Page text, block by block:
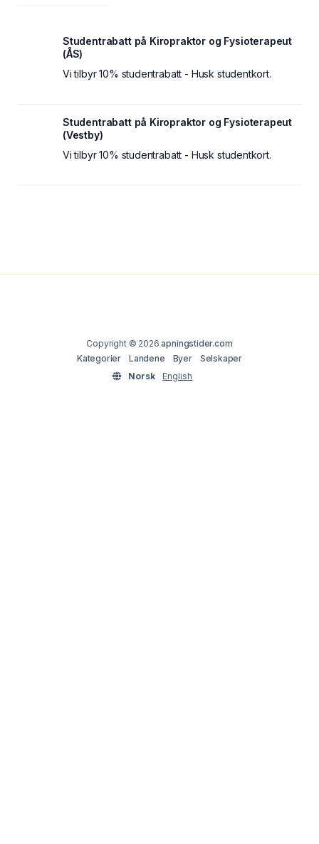
Studentrabatt på Kiropraktor og Fysioterapeut
(ÅS)
Vi tilbyr 10% studentrabatt - Husk studentkort.
Studentrabatt på Kiropraktor og Fysioterapeut
(Vestby)
Vi tilbyr 10% studentrabatt - Husk studentkort.
Copyright © 2026apningstider.com
Kategorier
Landene Byer
Selskaper
Norsk
English